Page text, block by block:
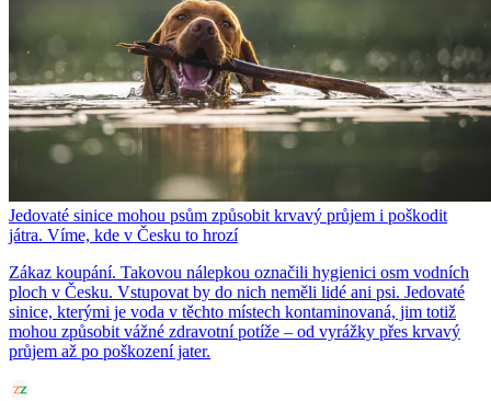
Jedovaté sinice mohou psům způsobit krvavý průjem i poškodit
játra. Víme, kde v Česku to hrozí
Zákaz koupání. Takovou nálepkou označili hygienici osm vodních
ploch v Česku. Vstupovat by do nich neměli lidé ani psi. Jedovaté
sinice, kterými je voda v těchto místech kontaminovaná, jim totiž
mohou způsobit vážné zdravotní potíže – od vyrážky přes krvavý
průjem až po poškození jater.